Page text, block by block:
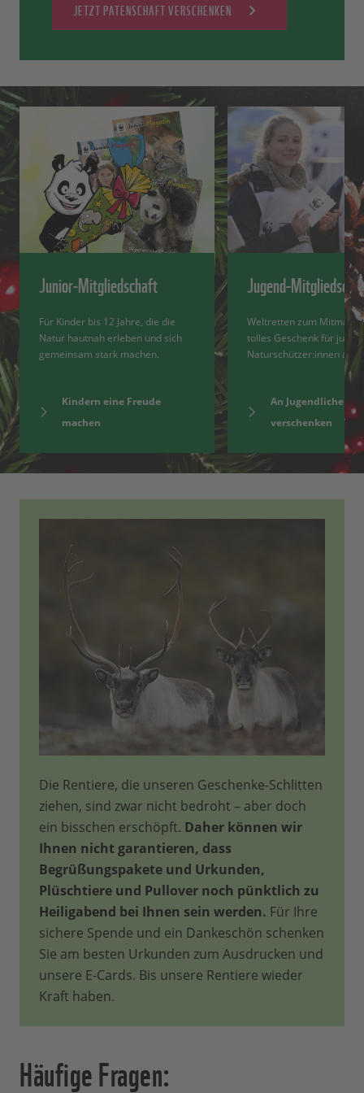
JETZT PATENSCHAFT VERSCHENKEN
Junior-Mitgliedschaft
Für Kinder bis 12 Jahre, die die
Natur hautnah erleben und sich
gemeinsam stark machen.
Kindern eine Freude
machen
Jugend-
Weltretten zum
tolles Geschenk für junge
Naturschützer:innen ab
An Jugendliche
verschenken
Die Rentiere, die unseren Geschenke-Schlitten
ziehen, sind zwar nicht bedroht – aber doch
ein bisschen erschöpft. Daher können wir
Ihnen nicht garantieren, dass
Begrüßungspakete und Urkunden,
Plüschtiere und Pullover noch pünktlich zu
Heiligabend bei Ihnen sein werden. Für Ihre
sichere Spende und ein Dankeschön schenken
Sie am besten Urkunden zum Ausdrucken und
unsere E-Cards. Bis unsere Rentiere wieder
Kraft haben.
Häufige Fragen: